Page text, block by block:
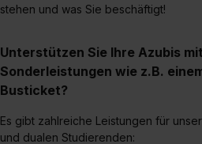
stehen und was Sie beschäftigt!
Unterstützen Sie Ihre Azubis
Sonderleistungen wie z.B.
Busticket?
Es gibt zahlreiche Leistungen für
und dualen Studierenden: